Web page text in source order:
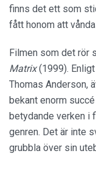
finns det ett som
fått honom att
Filmen som det rör
Matrix(1999).
Thomas Anderson,
bekant enorm
betydande verken i
genren. Det är inte
grubbla över sin